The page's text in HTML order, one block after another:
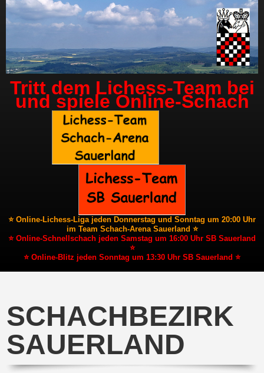
Tritt dem Lichess-Team bei
und spiele Online-Schach
⭐ Online-Lichess-Liga jeden Donnerstag und Sonntag um 20:00 Uhr
im Team Schach-Arena Sauerland ⭐
⭐ Online-Schnellschach jeden Samstag um 16:00 Uhr SB Sauerland
⭐
⭐ Online-Blitz jeden Sonntag um 13:30 Uhr SB Sauerland ⭐
SCHACHBEZIRK
SAUERLAND